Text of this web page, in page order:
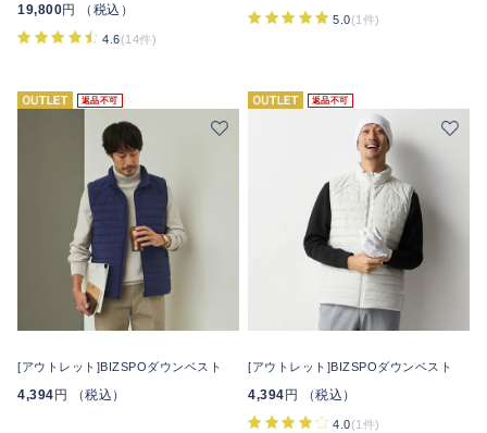
19,800円 （税込）
4.6(14件)
5.0(1件)
返品不可
[アウトレット]BIZSPOダウンベスト
4,394 円 （税込）
返品不可
[アウトレット]BIZSPOダウンベスト
4,394 円 （税込）
4.0(1件)